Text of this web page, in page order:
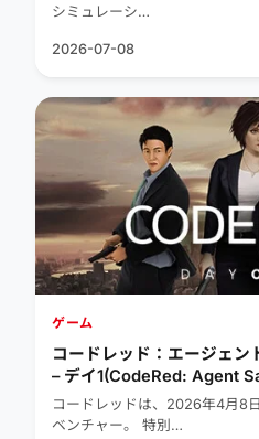
シミュレーシ…
2026-07-08
ゲーム
コードレッド：エージェン
– デイ1(CodeRed: Agent
コードレッドは、2026年4月8
ベンチャー。 特別…